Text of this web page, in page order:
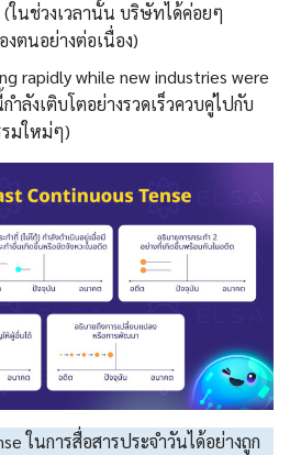
ในช่วงเวลานั้น บริษัทได้ค่อยๆ
ตนอย่างต่อเนื่อง)
rapidly while new industries were
ำลังเติบโตอย่างรวดเร็วควบคู่ไปกับ
มใหม่ๆ)
ในการสื่อสารประจำวันได้อย่างถูก